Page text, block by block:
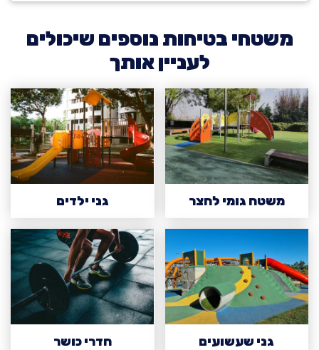
משטחי בטיחות נוספים שיכולים
לעניין אותך
משטח גומי לחצר גני ילדים
גני שעשועים חדרי כושר